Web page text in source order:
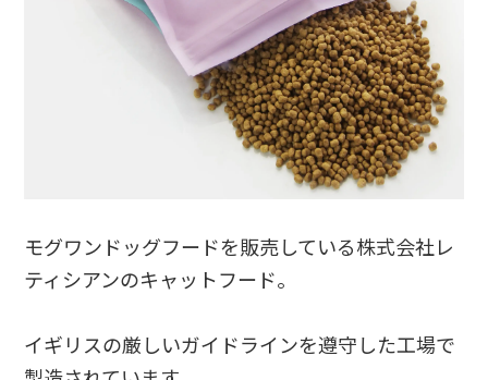
モグワンドッグフードを販売している株式会社レ
ティシアンのキャットフード。
イギリスの厳しいガイドラインを遵守した工場で